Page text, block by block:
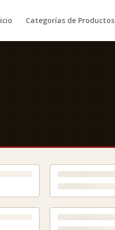
Categorías de Productos